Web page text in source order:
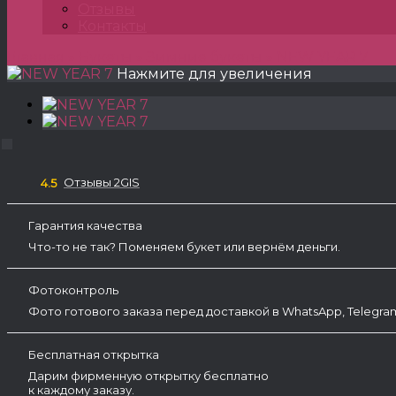
Нажмите для увеличения
4.5 Отзывы 2GIS
Гарантия качества
Что-то не так? Поменяем букет или вернём деньги.
Фотоконтроль
Фото готового заказа перед доставкой в WhatsApp,
Бесплатная открытка
Дарим фирменную открытку бесплатно
к каждому заказу.